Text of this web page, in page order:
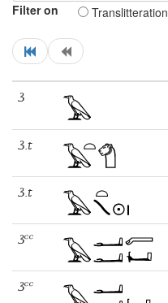
Filter on Translitteration
ꜣ
ꜣ.t
ꜣ.t
ꜣꜥꜥ
ꜣꜥꜥ